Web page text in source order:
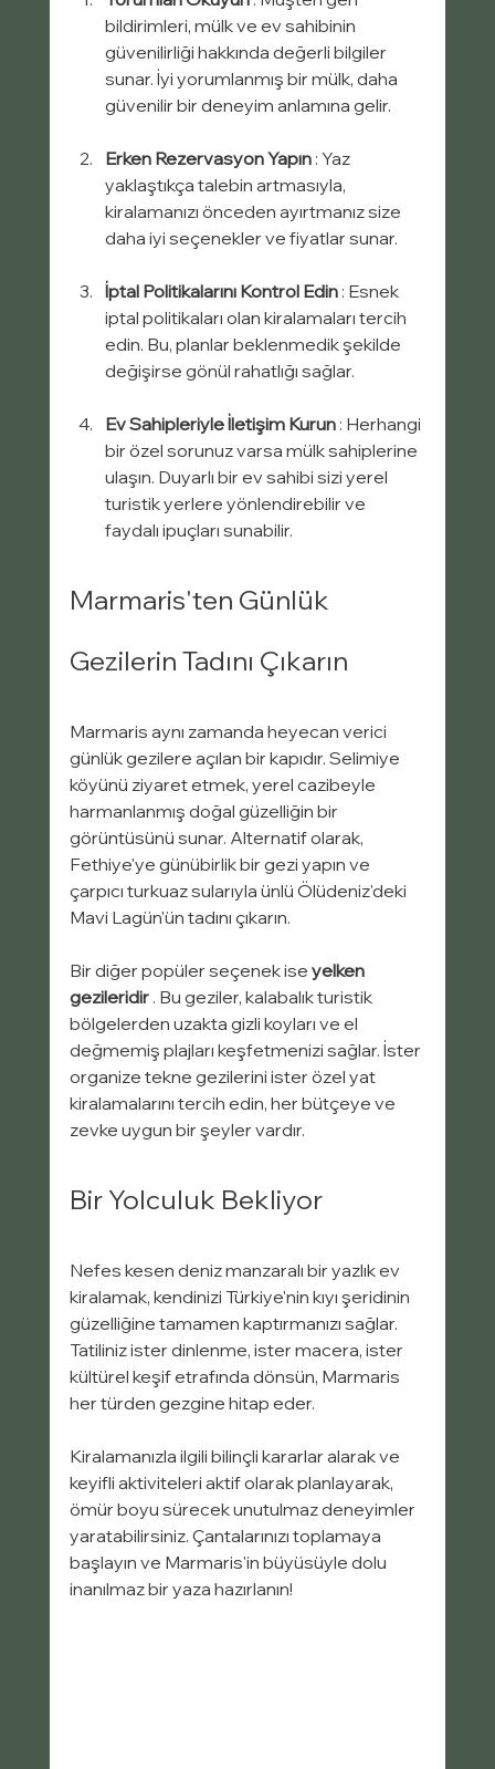
bildirimleri, mülk ve ev sahibinin
güvenilirliği hakkında değerli bilgiler
sunar. İyi yorumlanmış bir mülk, daha
güvenilir bir deneyim anlamına gelir.
Erken Rezervasyon Yapın : Yaz
yaklaştıkça talebin artmasıyla,
kiralamanızı önceden ayırtmanız size
daha iyi seçenekler ve fiyatlar sunar.
İptal Politikalarını Kontrol Edin : Esnek
iptal politikaları olan kiralamaları tercih
edin. Bu, planlar beklenmedik şekilde
değişirse gönül rahatlığı sağlar.
Ev Sahipleriyle İletişim Kurun : Herhangi
bir özel sorunuz varsa mülk sahiplerine
ulaşın. Duyarlı bir ev sahibi sizi yerel
turistik yerlere yönlendirebilir ve
faydalı ipuçları sunabilir.
Marmaris'ten Günlük
Gezilerin Tadını Çıkarın
Marmaris aynı zamanda heyecan verici
günlük gezilere açılan bir kapıdır. Selimiye
köyünü ziyaret etmek, yerel cazibeyle
harmanlanmış doğal güzelliğin bir
görüntüsünü sunar. Alternatif olarak,
Fethiye'ye günübirlik bir gezi yapın ve
çarpıcı turkuaz sularıyla ünlü Ölüdeniz'deki
Mavi Lagün'ün tadını çıkarın.
Bir diğer popüler seçenek ise yelken
gezileridir . Bu geziler, kalabalık turistik
bölgelerden uzakta gizli koyları ve el
değmemiş plajları keşfetmenizi sağlar. İster
organize tekne gezilerini ister özel yat
kiralamalarını tercih edin, her bütçeye ve
zevke uygun bir şeyler vardır.
Bir Yolculuk Bekliyor
Nefes kesen deniz manzaralı bir yazlık ev
kiralamak, kendinizi Türkiye'nin kıyı şeridinin
güzelliğine tamamen kaptırmanızı sağlar.
Tatiliniz ister dinlenme, ister macera, ister
kültürel keşif etrafında dönsün, Marmaris
her türden gezgine hitap eder.
Kiralamanızla ilgili bilinçli kararlar alarak ve
keyifli aktiviteleri aktif olarak planlayarak,
ömür boyu sürecek unutulmaz deneyimler
yaratabilirsiniz. Çantalarınızı toplamaya
başlayın ve Marmaris'in büyüsüyle dolu
inanılmaz bir yaza hazırlanın!